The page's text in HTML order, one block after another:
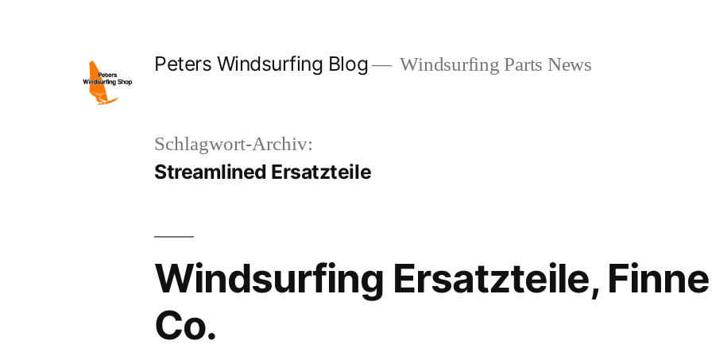
Peters Windsurfing Blog Windsurfing Parts News
Schlagwort-Archiv:
Streamlined Ersatzteile
Windsurfing Ersatzteile,
Co.